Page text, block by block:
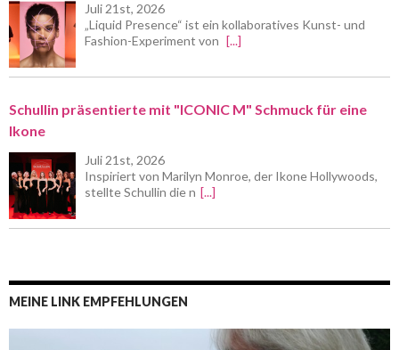
Juli 21st, 2026
„Liquid Presence“ ist ein kollaboratives Kunst- und
Fashion-Experiment von
[...]
Schullin präsentierte mit "ICONIC M" Schmuck für eine
Ikone
Juli 21st, 2026
Inspiriert von Marilyn Monroe, der Ikone Hollywoods,
stellte Schullin die n [...]
MEINE LINK EMPFEHLUNGEN